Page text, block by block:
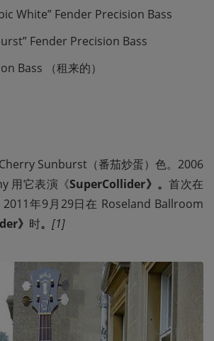
White” Fender Precision Bass
Fender Precision Bass
Bass （租来的）
Sunburst（番茄炒蛋）色。2006
用它表演《SuperCollider》。首次在
年9月29日在 Roseland Ballroom
》 时。 [1]